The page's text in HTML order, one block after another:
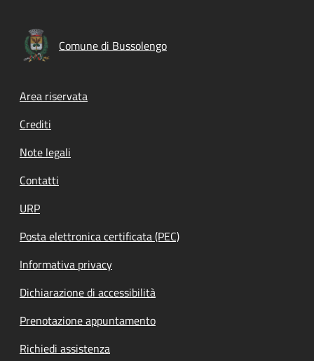
Comune di Bussolengo
Footer menu
Area riservata
Crediti
Note legali
Contatti
URP
Posta elettronica certificata (PEC)
Informativa privacy
Dichiarazione di accessibilità
Prenotazione appuntamento
Richiedi assistenza